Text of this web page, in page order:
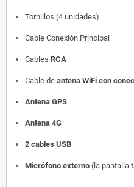
Tornillos (4 unidades)
Cable Conexión Principal
Cables RCA
Cable de antena WiFi con
Antena GPS
Antena 4G
2 cables USB
Micrófono externo (la pantalla